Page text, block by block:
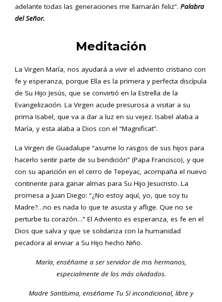
adelante todas las generaciones me llamarán feliz”. Palabra
del Señor.
Meditación
La Virgen María, nos ayudará a vivir el adviento cristiano con
fe y esperanza, porque Ella es la primera y perfecta discípula
de Su Hijo Jesús, que se convirtió en la Estrella de la
Evangelización. La Virgen acude presurosa a visitar a su
prima Isabel, que va a dar a luz en su vejez. Isabel alaba a
María, y esta alaba a Dios con el “Magnificat”.
La Virgen de Guadalupe “asume lo rasgos de sus hijos para
hacerlo sentir parte de su bendición” (Papa Francisco), y que
con su aparición en el cerro de Tepeyac, acompaña el nuevo
continente para ganar almas para Su Hijo Jesucristo. La
promesa a Juan Diego: “¿No estoy aquí, yo, que soy tu
Madre?…no es nada lo que te asusta y aflige. Que no se
perturbe tu corazón…” El Adviento es esperanza, es fe en el
Dios que salva y que se solidariza con la humanidad
pecadora al enviar a Su Hijo hecho Niño.
María, enséñame a ser servidor de mis hermanos,
especialmente de los más olvidados.
Madre Santísima, enséñame Tu Sí incondicional, libre y